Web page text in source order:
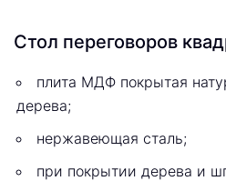
Стол переговоров
плита МДФ покрытая
дерева;
нержавеющая сталь;
при покрытии дерева и